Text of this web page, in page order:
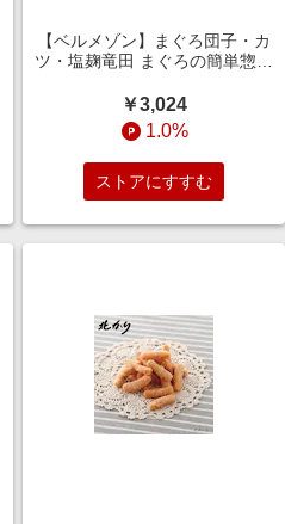
【ベルメゾン】まぐろ団子・カ
ツ・塩麹竜田 まぐろの簡単惣菜
￥3,024
1.0%
ストアにすすむ